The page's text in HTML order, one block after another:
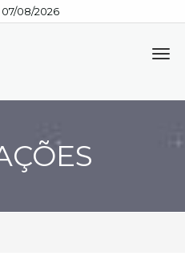
07/08/2026